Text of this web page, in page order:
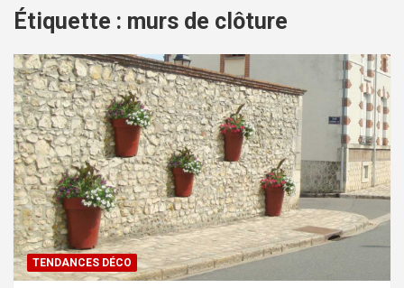
Étiquette : murs de clôture
TENDANCES DÉCO